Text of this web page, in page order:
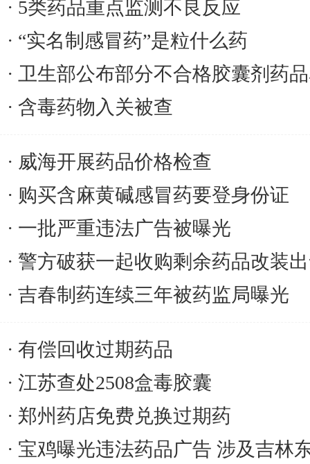
5类药品重点监测不良反应
“实名制感冒药”是粒什么药
卫生部公布部分不合格胶囊剂药
含毒药物入关被查
威海开展药品价格检查
购买含麻黄碱感冒药要登身份证
一批严重违法广告被曝光
警方破获一起收购剩余药品改装
吉春制药连续三年被药监局曝光
有偿回收过期药品
江苏查处2508盒毒胶囊
郑州药店免费兑换过期药
宝鸡曝光违法药品广告 涉及吉林